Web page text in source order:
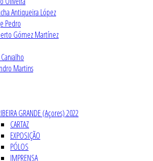
Antiqueira López
Pedro
Gómez Martínez
Martins
GRANDE (Açores) 2022
CARTAZ
EXPOSIÇÃO
PÓLOS
IMPRENSA